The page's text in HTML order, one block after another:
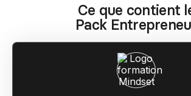
Ce que contient
Pack